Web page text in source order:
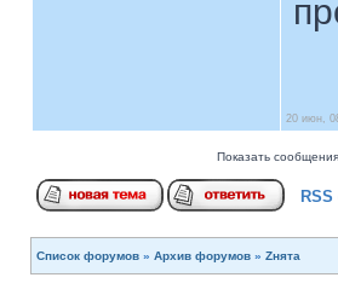
20 июн,
Показать
Список форумов » Архив форумов » Zнята